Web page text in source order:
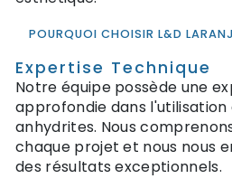
POURQUOI CHOISIR L&D
Expertise Technique
Notre équipe possède une
approfondie dans l'utilisation
anhydrites. Nous
chaque projet et nous nous
des résultats exceptionnels.